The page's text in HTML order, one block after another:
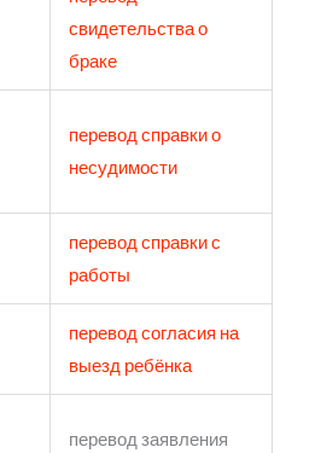
свидетельства о
браке
перевод справки о
несудимости
перевод справки с
работы
перевод согласия на
выезд ребёнка
перевод заявления